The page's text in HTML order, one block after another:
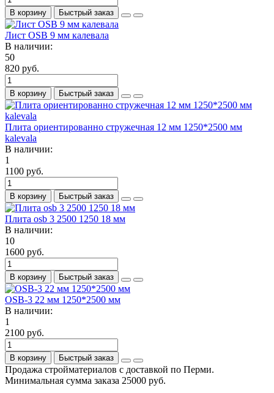
В корзину Быстрый заказ
Лист OSB 9 мм калевала
В наличии:
50
820 руб.
В корзину Быстрый заказ
Плита ориентированно стружечная 12 мм 1250*2500 мм
kalevala
В наличии:
1
1100 руб.
В корзину Быстрый заказ
Плита osb 3 2500 1250 18 мм
В наличии:
10
1600 руб.
В корзину Быстрый заказ
OSB-3 22 мм 1250*2500 мм
В наличии:
1
2100 руб.
В корзину Быстрый заказ
Продажа стройматериалов с доставкой по Перми.
Минимальная сумма заказа 25000 руб.